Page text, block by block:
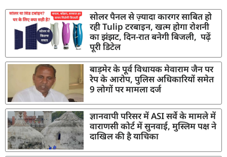
सोलर पैनल से ज़्यादा कारगर साबित हो
रही Tulip टरबाइन, खत्म होगा रोशनी
का झंझट, दिन-रात बनेगी बिजली, पढ़ें
पूरी डिटेल
बाड़मेर के पूर्व विधायक मेवाराम जैन पर
रेप के आरोप, पुलिस अधिकारियों समेत
9 लोगों पर मामला दर्ज
ज्ञानवापी परिसर में ASI सर्वे के मामले में
वाराणसी कोर्ट में सुनवाई, मुस्लिम पक्ष ने
दाखिल की है याचिका